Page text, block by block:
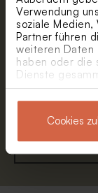
Verwendung
soziale Medien,
Partner führen
weiteren Daten
haben oder die
Dienste
Cookies
bleibe
Rabatt.
Vorname